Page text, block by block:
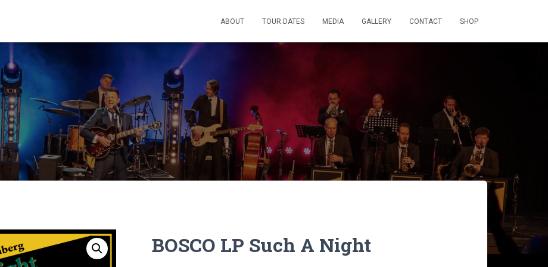
ABOUT TOUR DATES MEDIA GALLERY CONTACT SHOP
BOSCO LP Such A Night